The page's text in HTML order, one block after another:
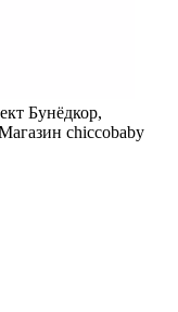
Бунёдкор,
chiccobaby